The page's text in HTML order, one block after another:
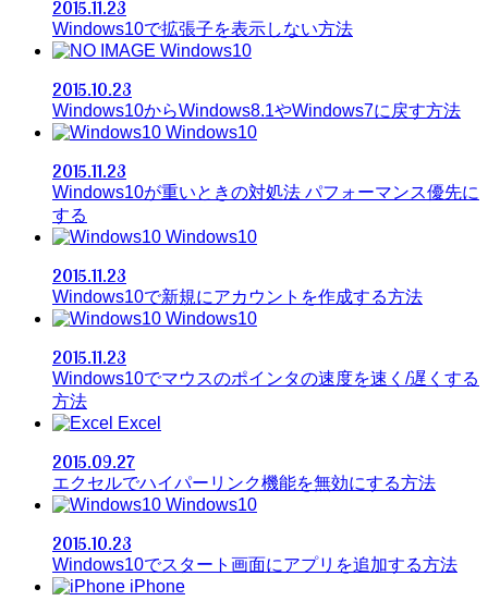
2015.11.23
Windows10で拡張子を表示しない方法
Windows10
2015.10.23
Windows10からWindows8.1やWindows7に戻す方法
Windows10
2015.11.23
Windows10が重いときの対処法 パフォーマンス優先に
する
Windows10
2015.11.23
Windows10で新規にアカウントを作成する方法
Windows10
2015.11.23
Windows10でマウスのポインタの速度を速く/遅くする
方法
Excel
2015.09.27
エクセルでハイパーリンク機能を無効にする方法
Windows10
2015.10.23
Windows10でスタート画面にアプリを追加する方法
iPhone